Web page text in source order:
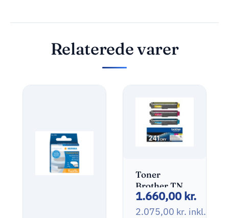
Relaterede varer
Toner
Brother TN-
241CMY
Multi Pack
1.660,00 kr.
2.075,00 kr. inkl.